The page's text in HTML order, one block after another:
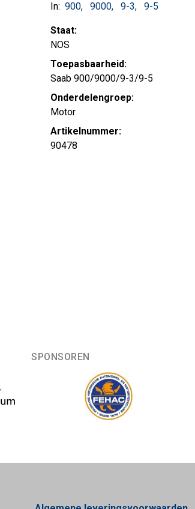
In: 900 9000 9-3 9-5
Staat:
NOS
Toepasbaarheid:
Saab 900/9000/9-3/9-5
Onderdelengroep:
Motor
Artikelnummer:
90478
SPONSOREN